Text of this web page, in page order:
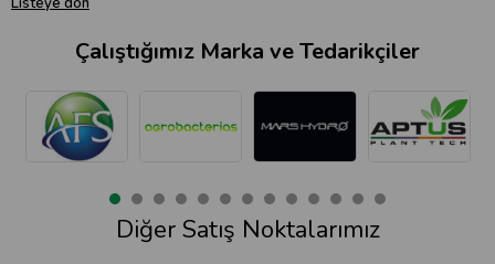
Çalıştığımız Marka ve Tedarikçiler
Diğer Satış Noktalarımız